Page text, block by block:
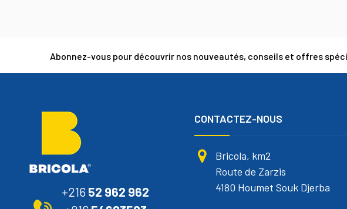
Abonnez-vous pour découvrir nos nouveautés, conseils et offres
+216 52 962 962
CONTACTEZ-NOUS
Bricola, km2
Route de Zarzis
4180 Houmet Souk Djerba